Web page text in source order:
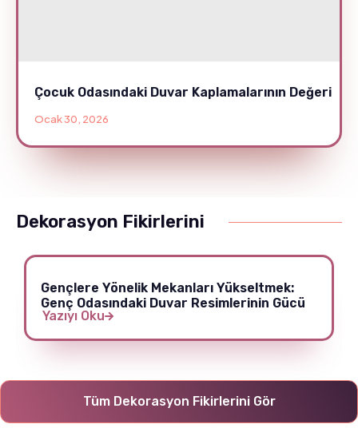
Çocuk Odasındaki Duvar Kaplamalarının Değeri
Ocak 30, 2026
Dekorasyon Fikirlerini
Gençlere Yönelik Mekanları Yükseltmek:
Genç Odasındaki Duvar Resimlerinin Gücü
Yazıyı Oku
Tüm Dekorasyon Fikirlerini Gör